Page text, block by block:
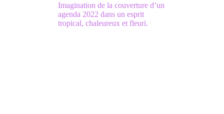
Imagination de la couverture d’un
agenda 2022 dans un esprit
tropical, chaleureux et fleuri.